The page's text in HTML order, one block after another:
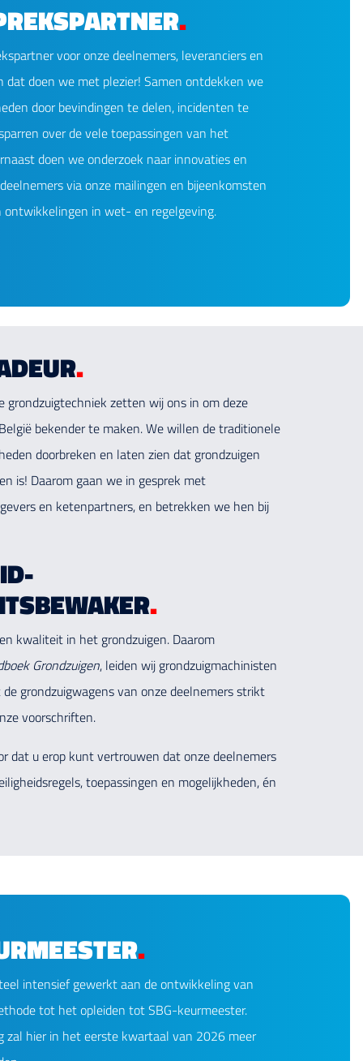
.
voor onze deelnemers, leveranciers en
dat doen we met plezier! Samen ontdekken we
door bevindingen te delen, incidenten te
over de vele toepassingen van het
doen we onderzoek naar innovaties en
via onze mailingen en bijeenkomsten
ontwikkelingen in wet- en regelgeving.
.
grondzuigtechniek zetten wij ons in om deze
bekender te maken. We willen de traditionele
doorbreken en laten zien dat grondzuigen
is! Daarom gaan we in gesprek met
en ketenpartners, en betrekken we hen bij
.
kwaliteit in het grondzuigen. Daarom
Grondzuigen, leiden wij grondzuigmachinisten
grondzuigwagens van onze deelnemers strikt
voorschriften.
dat u erop kunt vertrouwen dat onze deelnemers
toepassingen en mogelijkheden, én
.
intensief gewerkt aan de ontwikkeling van
tot het opleiden tot SBG-keurmeester.
zal hier in het eerste kwartaal van 2026 meer